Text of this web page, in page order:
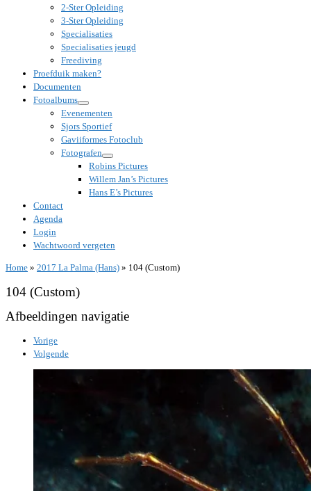
2-Ster Opleiding
3-Ster Opleiding
Specialisaties
Specialisaties jeugd
Freediving
Proefduik maken?
Documenten
Fotoalbums
Evenementen
Sjors Sportief
Gaviiformes Fotoclub
Fotografen
Robins Pictures
Willem Jan’s Pictures
Hans E’s Pictures
Contact
Agenda
Login
Wachtwoord vergeten
Home » 2017 La Palma (Hans) » 104 (Custom)
104 (Custom)
Afbeeldingen navigatie
Vorige
Volgende